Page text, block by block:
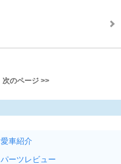
次のページ >>
愛車紹介
パーツレビュー